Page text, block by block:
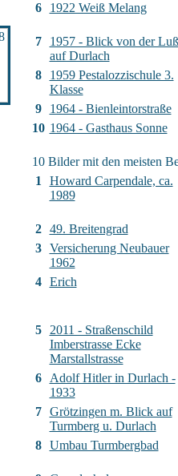
6 1922 Weiß Melang
7
1957 - Blick von der Luß
auf Durlach
8
1959 Pestalozzischule 3.
Klasse
9
1964 - Bienleintorstraße
10 1964 - Gasthaus Sonne
10 Bilder mit den meisten
1
Howard Carpendale, ca.
1989
2
49. Breitengrad
3
Versicherung Neubauer
1962
4
Erich
5
2011 - Straßenschild
Imberstrasse Ecke
Marstallstrasse
6
Adolf Hitler in Durlach -
1933
7
Grötzingen m. Blick auf
Turmberg u. Durlach
8
Umbau Turmbergbad